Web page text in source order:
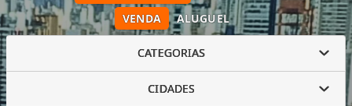
VENDA ALUGUEL
CATEGORIAS
CIDADES